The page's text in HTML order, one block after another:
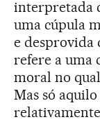
interpretada
uma cúpula
e desprovida
refere a uma
moral no
Mas só